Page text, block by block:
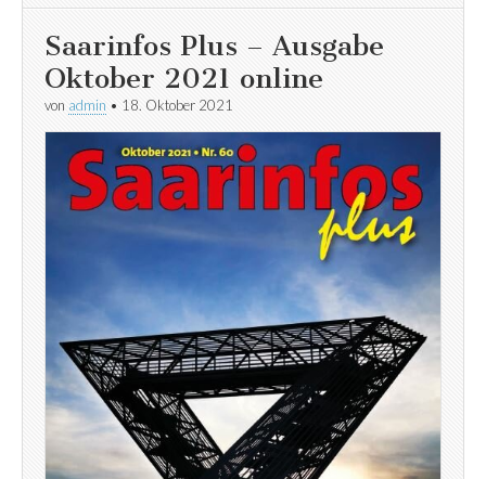
Saarinfos Plus – Ausgabe
Oktober 2021 online
von admin • 18. Oktober 2021